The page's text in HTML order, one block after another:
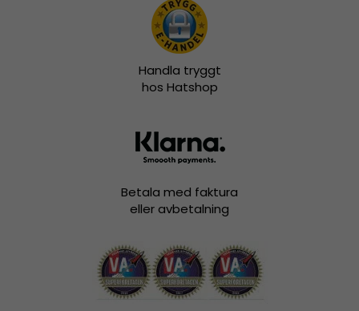
Handla tryggt
hos Hatshop
Betala med faktura
eller avbetalning